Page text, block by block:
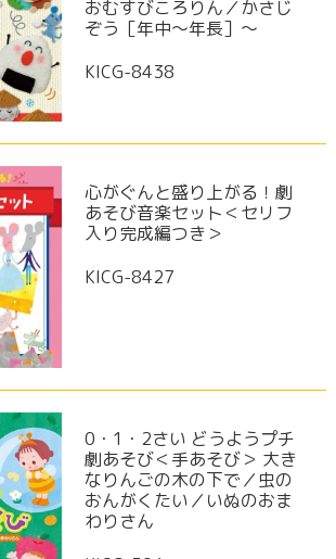
おむすびころりん／かさじ
ぞう［年中～年長］～
KICG-8438
心がぐんと盛り上がる！劇
あそび音楽セット＜セリフ
入り完成編つき＞
KICG-8427
0・1・2さい どうようプチ
劇あそび＜手あそび＞ 大き
なりんごの木の下で／虫の
おんがくたい／いぬのおま
わりさん